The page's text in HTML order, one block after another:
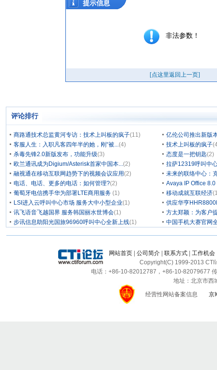
评论排行
商路通技术总监黄河专访：技术上叫板的疯子(11)
亿伦公司推出新版
客服人生：入职凡客四年半的她，刚“被...(4) 技术上叫板的疯子
杀毒先锋2.0新版发布，功能升级(3) 态度是一把钥匙(2)
欧兰通讯成为Digium/Asterisk首家中国本...(2)
拉萨12319呼叫中
融视通在移动互联网趋势下的视频会议应用(2)
未来的联络中心：
电话、电话、更多的电话：如何管理?(2)
Avaya IP Office 8.0
葡萄牙电信携手华为部署LTE商用服务 (1) 移动成就互联经济
LSI进入云呼叫中心市场 服务大中小型企业(1)
供应华亨
讯飞语音飞越国界 服务韩国丽水世博会(1)
方太郑颖：为客户
步讯信息助阳光国旅96960呼叫中心全新上线(1) 中国手机大赛官网
网站首页 公司简介 联系方式 工作机会
Copyright(C) 1999-2013 CTI
电话：+86-10-82012787，+86-10-82079677
地址：北京市西
经营性网站备案信息
京